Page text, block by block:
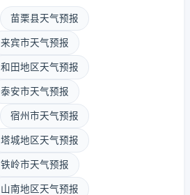
苗栗县天气预报
来宾市天气预报
和田地区天气预报
泰安市天气预报
宿州市天气预报
塔城地区天气预报
铁岭市天气预报
山南地区天气预报